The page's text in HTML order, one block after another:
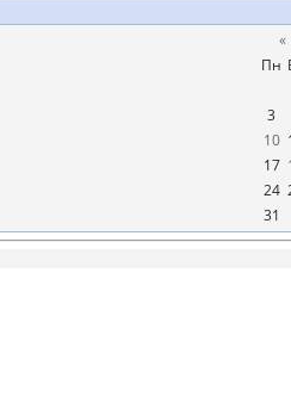
«
Пн
3
10
17
24
31